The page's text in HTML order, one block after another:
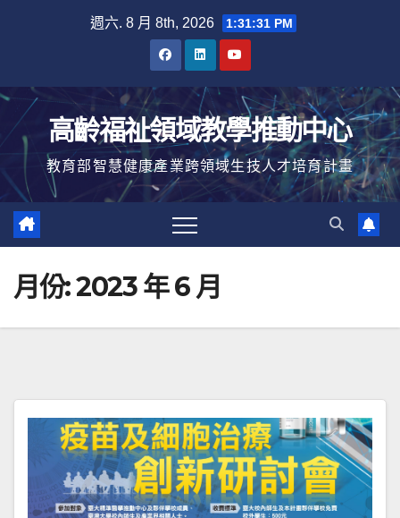
週六. 8 月 8th, 2026 1:31:32 PM
高齡福祉領域教學推動中心
教育部智慧健康產業跨領域生技人才培育計畫
月份:2023 年 6 月